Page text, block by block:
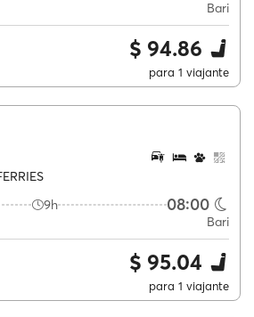
Bari
$ 94.86
para 1 viajante
9h 08:00
Bari
$ 95.04
para 1 viajante